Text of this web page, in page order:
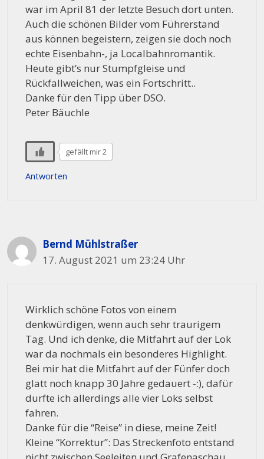
war im April 81 der letzte Besuch dort unten.
Auch die schönen Bilder vom Führerstand
aus können begeistern, zeigen sie doch noch
echte Eisenbahn-, ja Localbahnromantik.
Heute gibt’s nur Stumpfgleise und
Rückfallweichen, was ein Fortschritt..
Danke für den Tipp über DSO.
Peter Bäuchle
gefällt mir 2
Antworten
Bernd Mühlstraßer
17. August 2021 um 23:24 Uhr
Wirklich schöne Fotos von einem
denkwürdigen, wenn auch sehr traurigem
Tag. Und ich denke, die Mitfahrt auf der Lok
war da nochmals ein besonderes Highlight.
Bei mir hat die Mitfahrt auf der Fünfer doch
glatt noch knapp 30 Jahre gedauert -:), dafür
durfte ich allerdings alle vier Loks selbst
fahren.
Danke für die “Reise” in diese, meine Zeit!
Kleine “Korrektur”: Das Streckenfoto entstand